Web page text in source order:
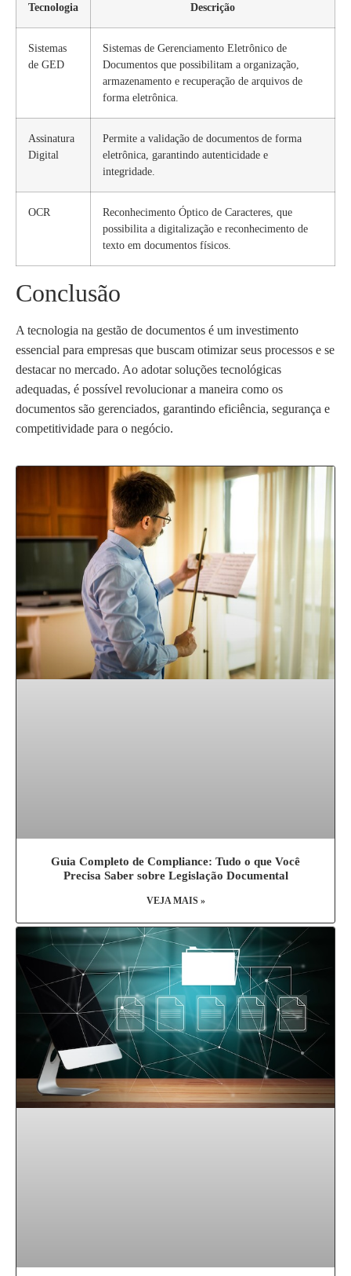
Tecnologia Descrição
Sistemas
de GED
Sistemas de Gerenciamento Eletrônico de
Documentos que possibilitam a organização,
armazenamento e recuperação de arquivos de
forma eletrônica.
Assinatura
Digital
Permite a validação de documentos de forma
eletrônica, garantindo autenticidade e
integridade.
OCR
Reconhecimento Óptico de Caracteres, que
possibilita a digitalização e reconhecimento de
texto em documentos físicos.
Conclusão
A tecnologia na gestão de documentos é um investimento
essencial para empresas que buscam otimizar seus processos e se
destacar no mercado. Ao adotar soluções tecnológicas
adequadas, é possível revolucionar a maneira como os
documentos são gerenciados, garantindo eficiência, segurança e
competitividade para o negócio.
Guia Completo de Compliance: Tudo o que Você
Precisa Saber sobre Legislação Documental
VEJA MAIS »